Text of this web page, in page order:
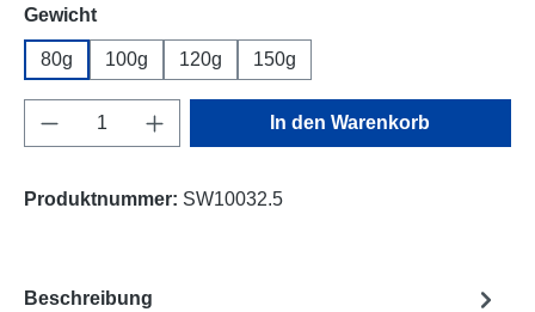
Gewichtauswählen
80g 100g 120g 150g
Produkt Anzahl: Gib den gewünschten
In den Warenkorb
Produktnummer: SW10032.5
Beschreibung